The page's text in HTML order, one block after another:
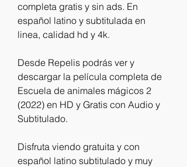
completa gratis y sin ads. En
español latino y subtitulada en
linea, calidad hd y 4k.
Desde Repelis podrás ver y
descargar la película completa de
Escuela de animales mágicos 2
(2022) en HD y Gratis con Audio y
Subtitulado.
Disfruta viendo gratuita y con
español latino subtitulado y muy